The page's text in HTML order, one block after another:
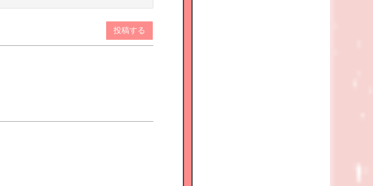
投稿する